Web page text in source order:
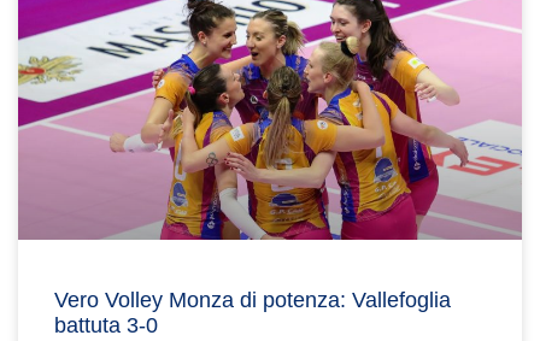
Vero Volley Monza di potenza: Vallefoglia
battuta 3-0